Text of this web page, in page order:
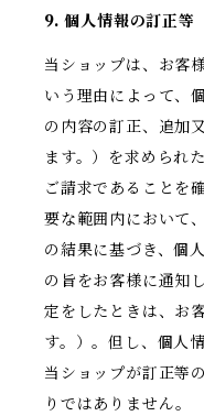
9. 個人情報の訂正等
当ショップは、お客
いう理由によって、
の内容の訂正、追加
ます。）を求められ
ご請求であることを
要な範囲内において
の結果に基づき、個
の旨をお客様に通知
定をしたときは、お
す。）。但し、個人
当ショップが訂正等
りではありません。